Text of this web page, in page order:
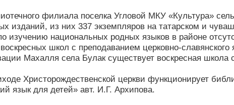
филиала поселка Угловой МКУ «Культура»
изданий, из них 337 экземпляров на татарском и
изучению национальных родных языков в районе
школ с преподаванием церковно-
Махалля села Булак существует воскресная школа
Христорождественской церкви функционирует
язык для детей» авт. И.Г. Архипова.